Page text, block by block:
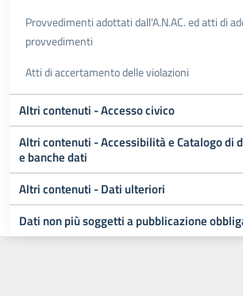
Provvedimenti adottati dall'A.N.AC. ed atti di
provvedimenti
Atti di accertamento delle violazioni
Altri contenuti - Accesso civico
Altri contenuti - Accessibilità e Catalogo di
e banche dati
Altri contenuti - Dati ulteriori
Dati non più soggetti a pubblicazione